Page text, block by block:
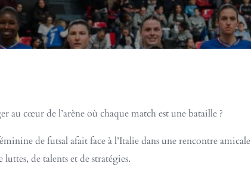
au cœur de l’arène où chaque match est une bataille ?
de futsal afait face à l’Italie dans une rencontre
de talents et de stratégies.